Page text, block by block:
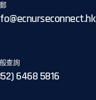
查詢
6468 5816